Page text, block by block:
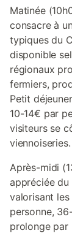
Matinée
consacre à
typiques du
disponible
régionaux
fermiers,
Petit
10-14€ par
visiteurs se
viennoiseries.
Après-midi
appréciée
valorisant
personne,
prolonge par